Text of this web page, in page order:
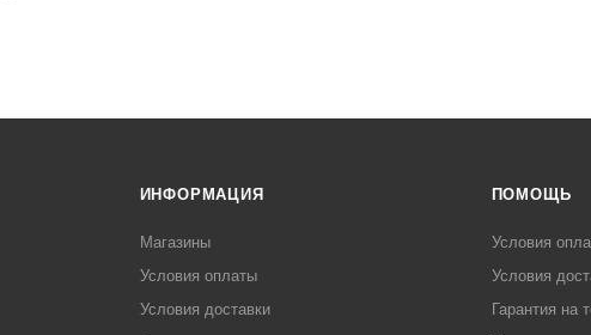
ИНФОРМАЦИЯ
Магазины
Условия оплаты
Условия доставки
ПОМОЩЬ
Условия
Условия
Гарантия на